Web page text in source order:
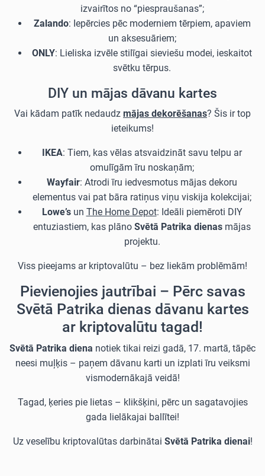
izvairītos no “piespraušanas”;
Zalando: Iepērcies pēc moderniem tērpiem, apaviem
un aksesuāriem;
ONLY: Lieliska izvēle stilīgai sieviešu modei, ieskaitot
svētku tērpus.
DIY un mājas dāvanu kartes
Vai kādam patīk nedaudz mājas dekorēšanas? Šis ir top
ieteikums!
IKEA: Tiem, kas vēlas atsvaidzināt savu telpu ar
omulīgām īru noskaņām;
Wayfair: Atrodi īru iedvesmotus mājas dekoru
elementus vai pat bāra ratiņus viņu viskija kolekcijai;
Lowe’sun The Home Depot: Ideāli piemēroti DIY
entuziastiem, kas plāno Svētā Patrika dienas mājas
projektu.
Viss pieejams ar kriptovalūtu – bez liekām problēmām!
Pievienojies jautrībai – Pērc savas
Svētā Patrika dienas dāvanu kartes
ar kriptovalūtu tagad!
Svētā Patrika diena notiek tikai reizi gadā, 17. martā, tāpēc
neesi muļķis – paņem dāvanu karti un izplati īru veiksmi
vismodernākajā veidā!
Tagad, ķeries pie lietas – klikšķini, pērc un sagatavojies
gada lielākajai ballītei!
Uz veselību kriptovalūtas darbinātai Svētā Patrika dienai!